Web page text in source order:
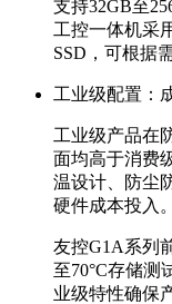
支持32GB至
工控一体机采
SSD，可根据
工业级配置：
工业级产品在
面均高于消费
温设计、防尘
硬件成本投入。
友控G1A系列
至70°C存储测
业级特性确保